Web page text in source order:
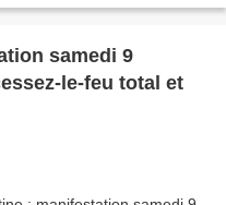
samedi 9
le-feu total et